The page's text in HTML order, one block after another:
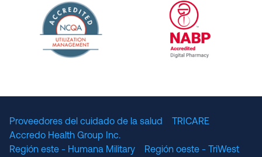
URAC Accredited Pharmacy Benefit
URAC
Proveedores del cuidado de la salud
TRICARE
Accredo Health Group Inc.
Región este - Humana Military
Región oeste - TriWest